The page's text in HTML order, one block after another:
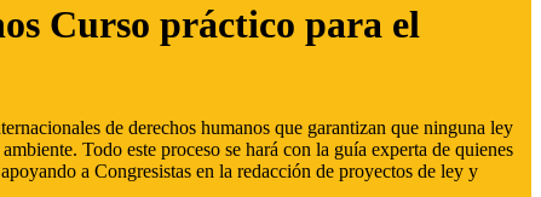
Curso práctico para el
de derechos humanos que garantizan que ninguna ley
Todo este proceso se hará con la guía experta de quienes
a Congresistas en la redacción de proyectos de ley y